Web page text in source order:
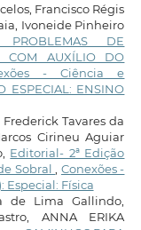
Francisco Régis
Ivoneide Pinheiro
PROBLEMAS DE
COM AUXÍLIO DO
- Ciência e
ESPECIAL: ENSINO
Tavares da
Cirineu Aguiar
Editorial- 2ª Edição
Sobral
Conexões -
Especial: Física
de Lima Gallindo,
ANNA ERIKA